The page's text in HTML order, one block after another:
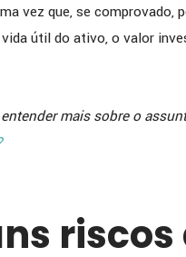
vez que, se comprovado,
útil do ativo, o valor
mais sobre o
riscos